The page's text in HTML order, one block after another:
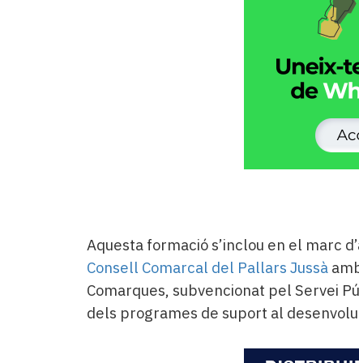
​Aquesta formació s’inclou en el marc
Consell Comarcal del Pallars Jussà
Comarques, subvencionat pel Servei
dels programes de suport al